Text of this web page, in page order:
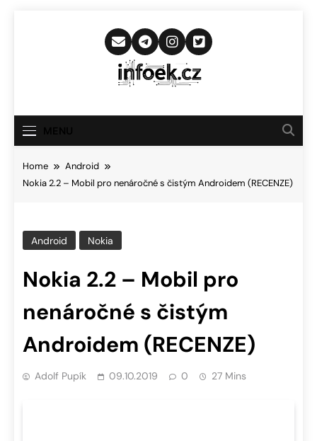
Infoek.cz
Novinkám
Home
Android
Nokia 2.2 – Mobil pro nenáročné s čistým Androidem (RECENZE)
Android Nokia
Nokia 2.2 – Mobil pro
nenáročné s čistým
Androidem (RECENZE)
Adolf Pupík 09.10.2019 0 27 Mins